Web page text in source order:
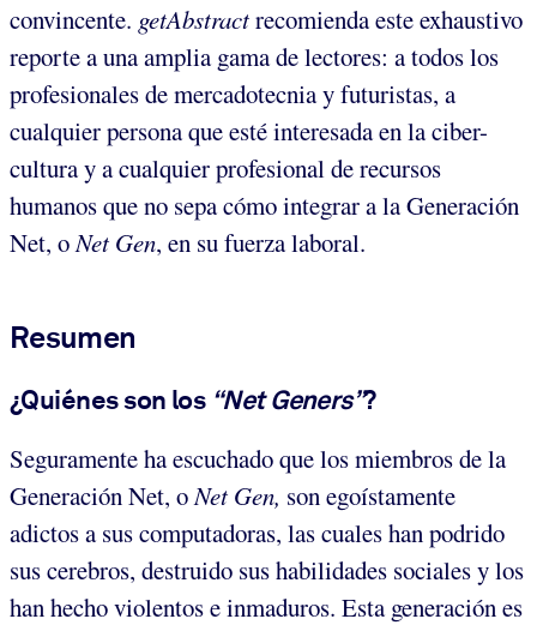
convincente. getAbstractrecomienda este exhaustivo
reporte a una amplia gama de lectores: a todos los
profesionales de mercadotecnia y futuristas, a
cualquier persona que esté interesada en la ciber-
cultura y a cualquier profesional de recursos
humanos que no sepa cómo integrar a la Generación
Net, o Net Gen, en su fuerza laboral.
Resumen
¿Quiénes son los “Net Geners”?
Seguramente ha escuchado que los miembros de la
Generación Net, oNet Gen, son egoístamente
adictos a sus computadoras, las cuales han podrido
sus cerebros, destruido sus habilidades sociales y los
han hecho violentos e inmaduros. Esta generación es